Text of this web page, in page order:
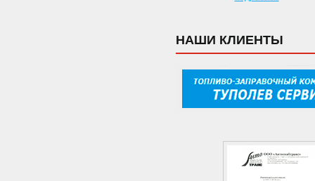
НАШИ КЛИЕНТЫ